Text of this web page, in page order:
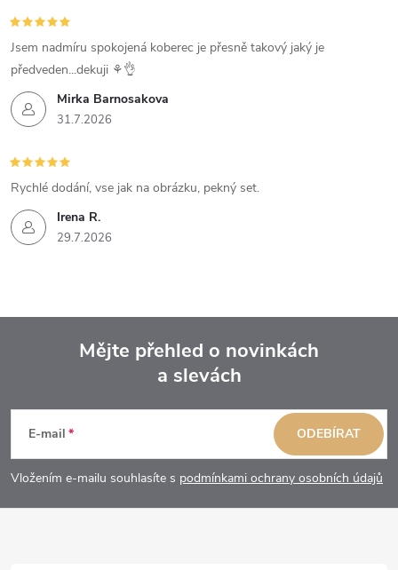
Mirka Barnosakova
31.7.2026
Jsem nadmíru spokojená koberec je přesně takový jaký je
předveden...dekuji ⚘️👌
Irena R.
29.7.2026
Rychlé dodání, vse jak na obrázku, pekný set.
p
a
Mějte přehled o novinkách
a slevách
E-mail
Vložením e-mailu souhlasíte s podmínkami ochrany osobních údajů
ODEBÍRAT